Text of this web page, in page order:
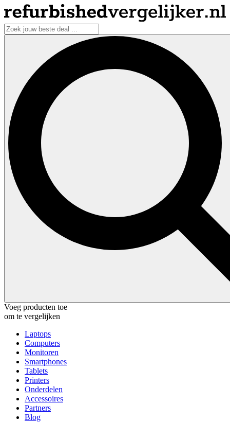
Voeg producten toe
om te vergelijken
Laptops
Computers
Monitoren
Smartphones
Tablets
Printers
Onderdelen
Accessoires
Partners
Blog